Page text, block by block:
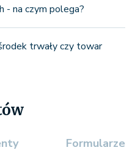
- na czym polega?
trwały czy towar
Formularze